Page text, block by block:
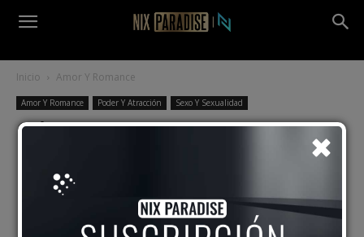
Inicio Amor Y Romance
Amor Y Romance Poder Y Atracción Sexo Y Sexualidad
Cómo Enamorar Y
Ultra Poderosas Claves
Infalibles De Seducción Y